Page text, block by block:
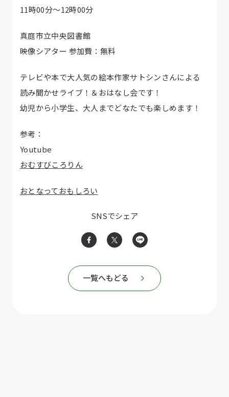
11時00分〜12時00分
真庭市立中央図書館
映像シアター 参加費：無料
テレビや本で大人気の絵本作家サトシンさんによる
読み聞かせライブ！＆おはなし会です！
幼児から小学生、大人までどなたでも楽しめます！
参考：
Youtube
おむすびころりん
おとなっておもしろい
SNSでシェア
一覧へもどる